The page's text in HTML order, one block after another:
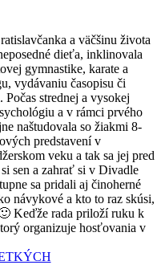
a väčšinu života
dieťa, inklinovala
gymnastike, karate a
vydávaniu časopisu či
strednej a vysokej
a v rámci prvého
naštudovala so žiakmi 8-
predstavení v
veku a tak sa jej pred
sen a zahrať si v Divadle
sa pridali aj činoherné
návykové a kto to raz skúsi,
Keďže rada priloží ruku k
organizuje hosťovania v